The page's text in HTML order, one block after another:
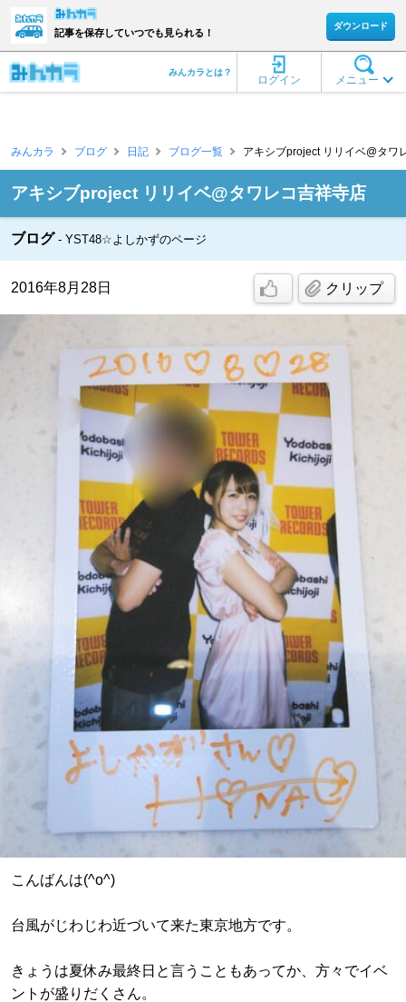
記事を保存していつでも見られる！
ダウンロード
メニュー
ログイン
みんカラとは？
みんカラ ブログ 日記 ブログ一覧 アキシブproject リリイベ@タ
アキシブproject リリイベ@タワレコ吉祥寺店
ブログ YST48☆よしかずのページ
2016年8月28日 クリップ
こんばんは(^o^)
台風がじわじわ近づいて来た東京地方です。
きょうは夏休み最終日と言うこともあってか、方々でイベ
ントが盛りだくさん。